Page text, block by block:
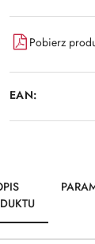
Pobierz
EAN: